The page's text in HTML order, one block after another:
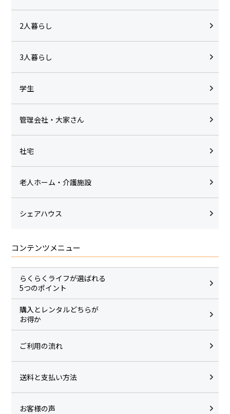
2人暮らし
3人暮らし
学生
管理会社・大家さん
社宅
老人ホーム・介護施設
シェアハウス
コンテンツメニュー
らくらくライフが選ばれる
5つのポイント
購入とレンタルどちらが
お得か
ご利用の流れ
送料と支払い方法
お客様の声